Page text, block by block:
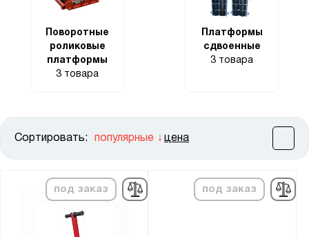
Поворотные
роликовые
платформы
3 товара
Платформы
сдвоенные
3 товара
Сортировать: популярные цена
под заказ под заказ
Высота, мм: